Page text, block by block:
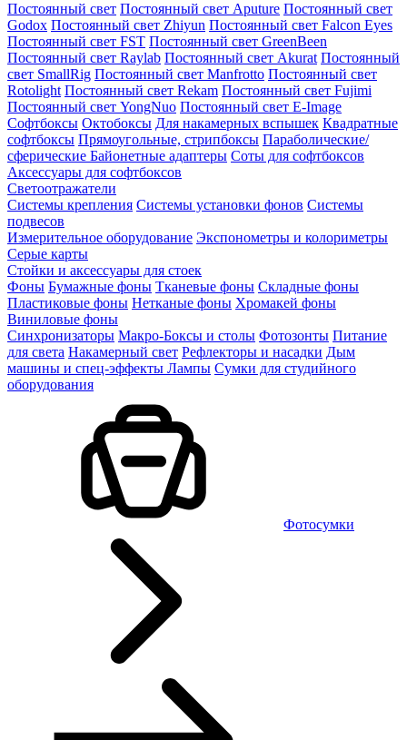
Постоянный свет Постоянный свет Aputure Постоянный свет
Godox Постоянный свет Zhiyun Постоянный свет Falcon Eyes
Постоянный свет FST Постоянный свет GreenBeen
Постоянный свет Raylab Постоянный свет Akurat Постоянный
свет SmallRig Постоянный свет Manfrotto Постоянный свет
Rotolight Постоянный свет Rekam Постоянный свет Fujimi
Постоянный свет YongNuo Постоянный свет E-Image
Софтбоксы Октобоксы Для накамерных вспышек Квадратные
софтбоксы Прямоугольные, стрипбоксы Параболические/
сферические Байонетныe адаптеры Соты для софтбоксов
Аксессуары для софтбоксов
Светоотражатели
Системы крепления Системы установки фонов Системы
подвесов
Измерительное оборудование Экспонометры и колориметры
Серые карты
Стойки и аксессуары для стоек
Фоны Бумажные фоны Тканевые фоны Складные фоны
Пластиковые фоны Нетканые фоны Хромакей фоны
Виниловые фоны
Синхронизаторы Макро-Боксы и столы Фотозонты Питание
для света Накамерный свет Рефлекторы и насадки Дым
машины и спец-эффекты Лампы Сумки для студийного
оборудования
Фотосумки